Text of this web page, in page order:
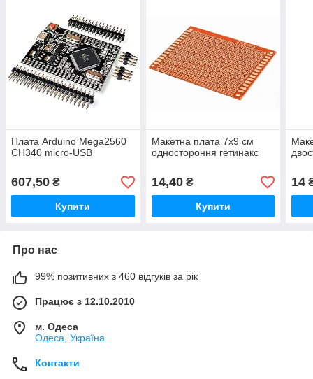
Плата Arduino Mega2560
CH340 micro-USB
607,50 ₴
Купити
Макетна плата 7х9 см
одностороння гетинакс
14,40₴
Купити
14
Про нас
99% позитивних з 460 відгуків за рік
Працює з 12.10.2010
м. Одеса
Одеса, Україна
Контакти